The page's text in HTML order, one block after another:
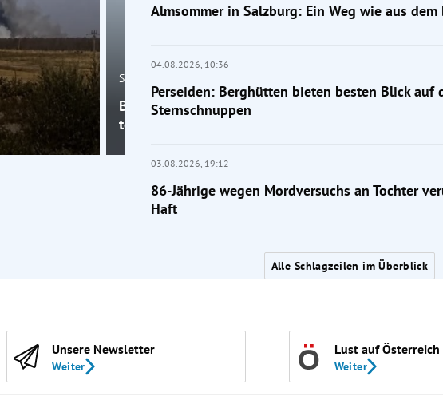
Salzburg
Bergunfall am Großen Traunstein: 19-jähriger
tödlich gestürzt
Almsommer in Salzburg: Ein Weg wie aus
04.08.2026, 10:36
Perseiden: Berghütten bieten besten Blick auf
Sternschnuppen
03.08.2026, 19:12
86-Jährige wegen Mordversuchs an Tochter
Haft
Alle Schlagzeilen im Überblick
Unsere Newsletter
Weiter
Lust auf Österreich
Weiter